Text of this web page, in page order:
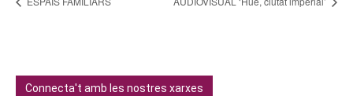
Connecta't amb les nostres xarxes